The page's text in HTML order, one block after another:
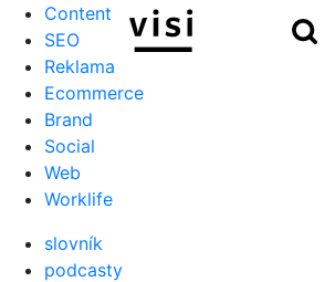
Content
SEO
Reklama
Ecommerce
Brand
Social
Web
Worklife
slovník
podcasty